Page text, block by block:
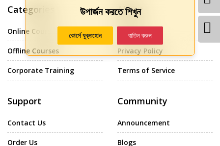
Categories
Online Courses
Offline Courses
Corporate Training
About
About Us
Privacy Policy
Terms of Service
Support
Contact Us
Order Us
Community
Announcement
Blogs
উপার্জন করতে শিখুন
কোর্সে যুক্তহোন বাতিল করুন